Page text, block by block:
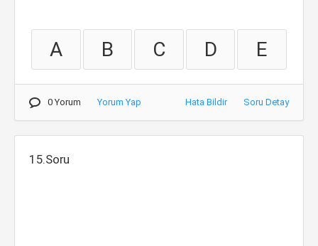
A B C D E
0 Yorum Yorum Yap Hata Bildir Soru Detay
15.Soru